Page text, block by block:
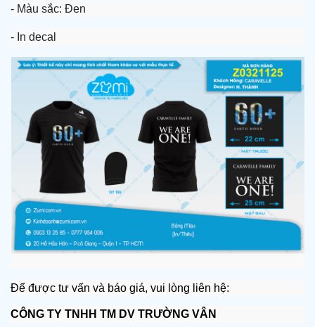
- Màu sắc: Đen
- In decal
Để được tư vấn và báo giá, vui lòng liên hệ:
CÔNG TY TNHH TM DV TRƯỜNG VÂN